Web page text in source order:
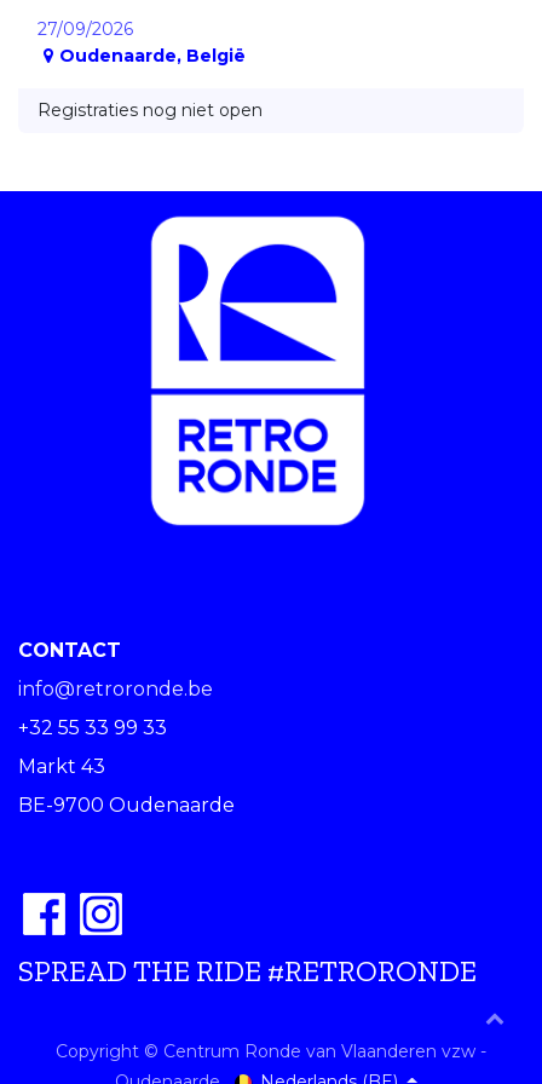
27/09/2026
Oudenaarde, België
Registraties nog niet open
CONTACT
info@retroronde.be
+32 55 33 99 33
Markt 43
BE-9700 Oudenaarde
SPREAD THE RIDE #RETRORONDE
Copyright © Centrum Ronde van Vlaanderen vzw -